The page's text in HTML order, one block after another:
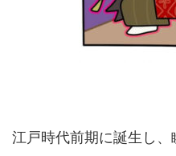
江戸時代前期に誕生し